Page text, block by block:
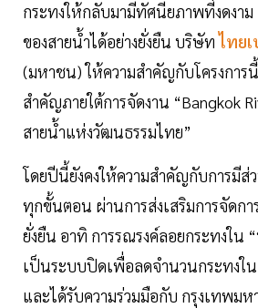
กระทงให้กลับมามีทัศนียภาพที่งดงาม
ของสายน้ำได้อย่างยั่งยืน บริษัทไทยเ
(มหาชน) ให้ความสำคัญกับโครงการ
สำคัญภายใต้การจัดงาน “Bangkok
สายน้ำแห่งวัฒนธรรมไทย”
โดยปีนี้ยังคงให้ความสำคัญกับการมีส่
ทุกขั้นตอน ผ่านการส่งเสริมการจัดกา
ยั่งยืน อาทิ การรณรงค์ลอยกระทงใน
เป็นระบบปิดเพื่อลดจำนวนกระทงใ
และได้รับความร่วมมือกับ กรุงเทพมห